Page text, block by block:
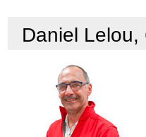
Daniel Lelou,